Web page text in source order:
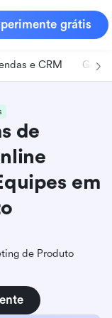
grátis
e CRM
de
em
de Produto